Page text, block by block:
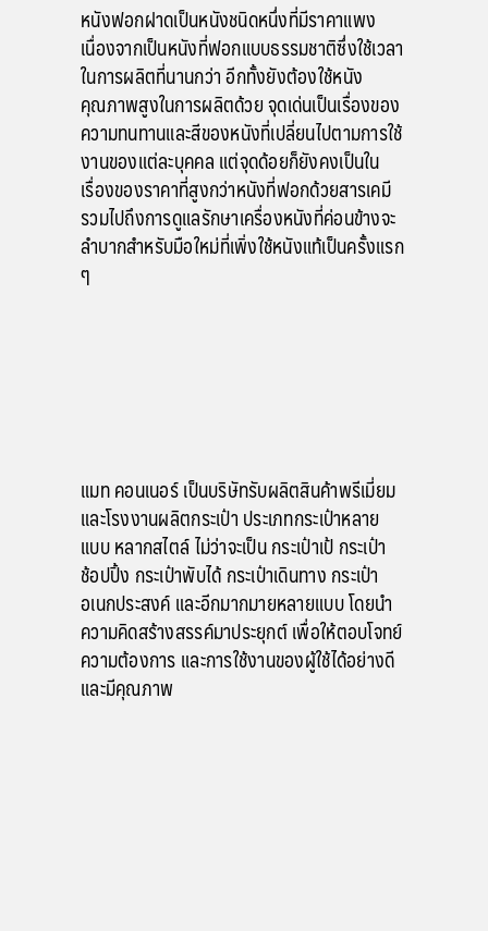
หนังฟอกฝาดเป็นหนังชนิดหนึ่งที่มีราคาแพง
เนื่องจากเป็นหนังที่ฟอกแบบธรรมชาติซึ่งใช้เวลา
ในการผลิตที่นานกว่า อีกทั้งยังต้องใช้หนัง
คุณภาพสูงในการผลิตด้วย จุดเด่นเป็นเรื่องของ
ความทนทานและสีของหนังที่เปลี่ยนไปตามการใช้
งานของแต่ละบุคคล แต่จุดด้อยก็ยังคงเป็นใน
เรื่องของราคาที่สูงกว่าหนังที่ฟอกด้วยสารเคมี
รวมไปถึงการดูแลรักษาเครื่องหนังที่ค่อนข้างจะ
ลำบากสำหรับมือใหม่ที่เพิ่งใช้หนังแท้เป็นครั้งแรก
ๆ
แมท คอนเนอร์ เป็นบริษัทรับผลิตสินค้าพรีเมี่ยม
และโรงงานผลิตกระเป๋า ประเภทกระเป๋าหลาย
แบบ หลากสไตล์ ไม่ว่าจะเป็น กระเป๋าเป้ กระเป๋า
ช้อปปิ้ง กระเป๋าพับได้ กระเป๋าเดินทาง กระเป๋า
อเนกประสงค์ และอีกมากมายหลายแบบ โดยนำ
ความคิดสร้างสรรค์มาประยุกต์ เพื่อให้ตอบโจทย์
ความต้องการ และการใช้งานของผู้ใช้ได้อย่างดี
และมีคุณภาพ